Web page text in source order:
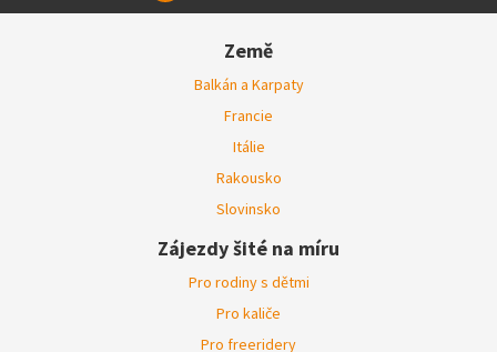
Země
Balkán a Karpaty
Francie
Itálie
Rakousko
Slovinsko
Zájezdy šité na míru
Pro rodiny s dětmi
Pro kaliče
Pro freeridery